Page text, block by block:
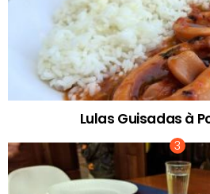
Lulas Guisadas à